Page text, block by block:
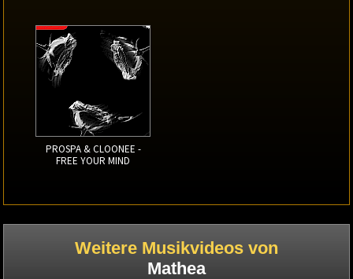
PROSPA & CLOONEE -
FREE YOUR MIND
Weitere Musikvideos von
Mathea